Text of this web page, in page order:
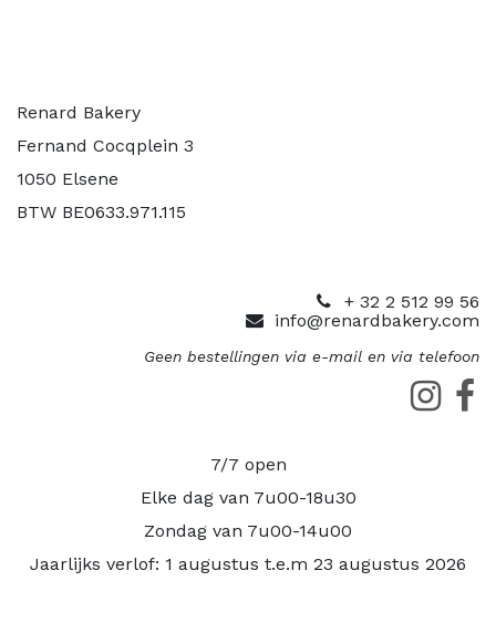
Renard Bakery
Fernand Cocqplein 3
1050 Elsene
BTW BE0633.971.115
+ 32 2 512 99 56
info@renardbakery.com
Geen bestellingen via e-mail en via telefoon
7/7 open
Elke dag van 7u00-18u30
Zondag van 7u00-14u00
Jaarlijks verlof: 1 augustus t.e.m 23 augustus 2026